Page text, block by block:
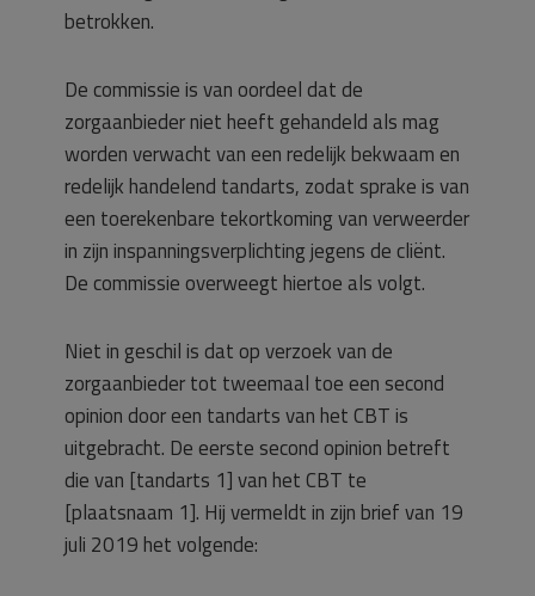
betrokken.
De commissie is van oordeel dat de
zorgaanbieder niet heeft gehandeld als mag
worden verwacht van een redelijk bekwaam en
redelijk handelend tandarts, zodat sprake is van
een toerekenbare tekortkoming van verweerder
in zijn inspanningsverplichting jegens de cliënt.
De commissie overweegt hiertoe als volgt.
Niet in geschil is dat op verzoek van de
zorgaanbieder tot tweemaal toe een second
opinion door een tandarts van het CBT is
uitgebracht. De eerste second opinion betreft
die van [tandarts 1] van het CBT te
[plaatsnaam 1]. Hij vermeldt in zijn brief van 19
juli 2019 het volgende: